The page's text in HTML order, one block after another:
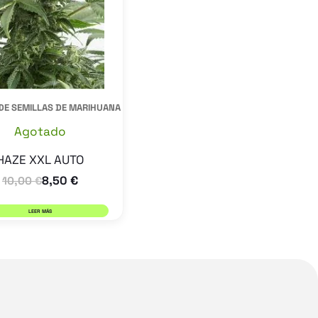
SEMILLAS DE MARIHUANA
Agotado
XXL AUTO
10,00€8,50 €
LEER MÁS